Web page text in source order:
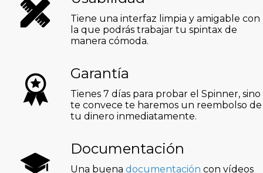
Tiene una interfaz limpia y amigable con
la que podrás trabajar tu spintax de
manera cómoda.
Garantía
Tienes 7 días para probar el Spinner, sino
te convece te haremos un reembolso de
tu dinero inmediatamente.
Documentación
Una buena documentación con vídeos